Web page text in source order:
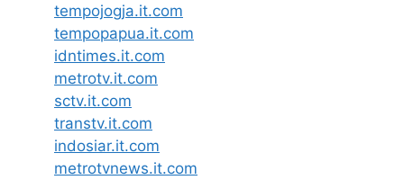
tempojogja.it.com
tempopapua.it.com
idntimes.it.com
metrotv.it.com
sctv.it.com
transtv.it.com
indosiar.it.com
metrotvnews.it.com